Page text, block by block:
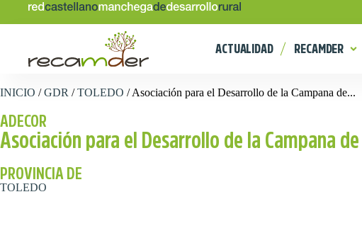
ACTUALIDAD RECAMDER
INICIO /GDR /TOLEDO /Asociación para el Desarrollo de la Campana de...
ADECOR
Asociación para el Desarrollo de la Campana
PROVINCIA DE
TOLEDO